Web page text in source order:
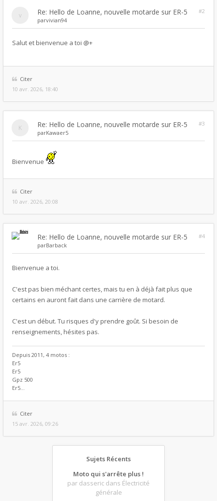
Re: Hello de Loanne, nouvelle motarde sur ER-5
#2
parvivian94
Salut et bienvenue a toi @+
Citer
10 avr. 2026, 18:40
Re: Hello de Loanne, nouvelle motarde sur ER-5
#3
parKawaer5
Bienvenue
Citer
10 avr. 2026, 20:08
Re: Hello de Loanne, nouvelle motarde sur ER-5
#4
parBarback
Bienvenue a toi.
C'est pas bien méchant certes, mais tu en à déjà fait plus que
certains en auront fait dans une carrière de motard.
C'est un début. Tu risques d'y prendre goût. Si besoin de
renseignements, hésites pas.
Depuis 2011, 4 motos :
Er5
Er5
Gpz 500
Er5...
Citer
15 avr. 2026, 09:26
Sujets Récents
Moto qui s'arrête plus !
par dasseric dans Électricité
générale